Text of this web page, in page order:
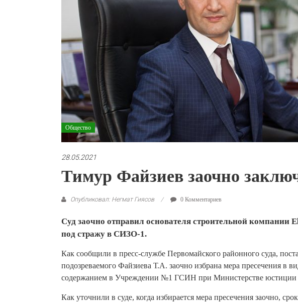
Общество
28.05.2021
Тимур Файзиев заочно
Опубликовал: Негмат Гиясов 0 Комментариев
Суд заочно отправил основателя строительной компании
под стражу в СИЗО-1.
Как сообщили в пресс-службе Первомайского районного суда,
подозреваемого Файзиева Т.А. заочно избрана мера пресечения в
содержанием в Учреждении №1 ГСИН при Министерстве юстиции
Как уточнили в суде, когда избирается мера пресечения заочно,